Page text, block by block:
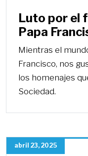
Luto por el
Papa
Mientras el
Francisco, nos
los homenajes
Sociedad.
abril 23, 2025